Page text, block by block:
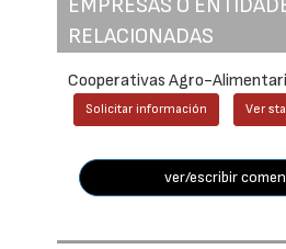
RELACIONADAS
Cooperativas Agro-
Solicitar información Ver
ver/escribir